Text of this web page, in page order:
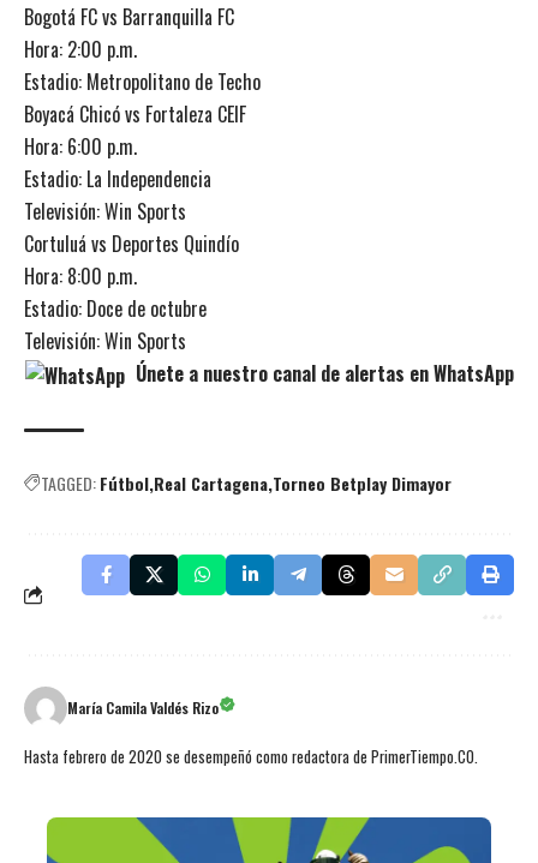
Bogotá FC vs Barranquilla FC
Hora: 2:00 p.m.
Estadio: Metropolitano de Techo
Boyacá Chicó vs Fortaleza CEIF
Hora: 6:00 p.m.
Estadio: La Independencia
Televisión: Win Sports
Cortuluá vs Deportes Quindío
Hora: 8:00 p.m.
Estadio: Doce de octubre
Televisión: Win Sports
Únete a nuestro canal de alertas en WhatsApp
TAGGED:Fútbol Real Cartagena Torneo Betplay Dimayor
María Camila Valdés Rizo
Hasta febrero de 2020 se desempeñó como redactora de PrimerTiempo.CO.